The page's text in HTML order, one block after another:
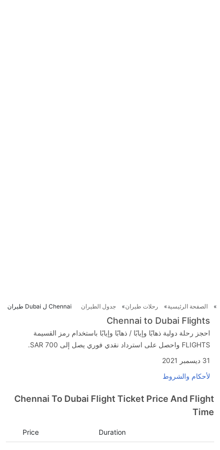
الصفحة الرئيسية رحلات طيران جدول الطيران Chennai ل Dubai طيران
Chennai to Dubai Flights
احجز رحلة دولية ذهابًا وإيابًا / ذهابًا وإيابًا باستخدام رمز القسيمة
FLIGHTS واحصل على استرداد نقدي فوري يصل إلى SAR 700.
31 ديسمبر 2021
لأحكام والشروط
Chennai To Dubai Flight Ticket Price And Flight
Time
Duration
Price